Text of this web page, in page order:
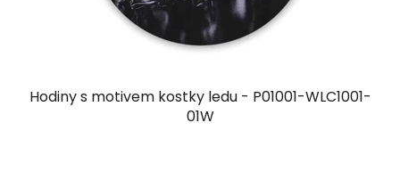
Hodiny s motivem kostky ledu - P01001-WLC1001-
01W